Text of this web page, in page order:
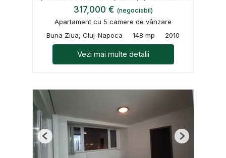
317,000 € (negociabil)
Apartament cu 5 camere de vânzare
Buna Ziua, Cluj-Napoca
148 mp 2010
Vezi mai multe detalii
Previous Next